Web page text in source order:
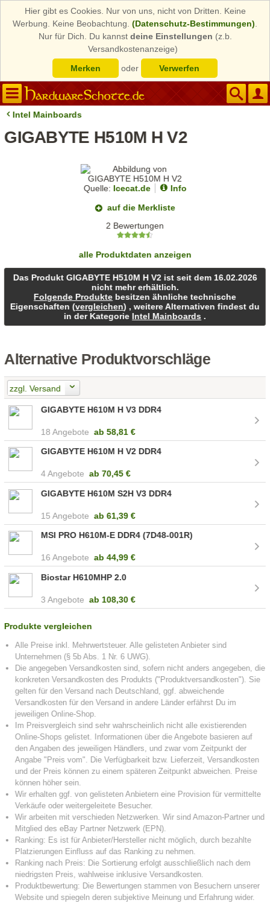
Hier gibt es Cookies. Nur von uns, nicht von Dritten. Keine
Werbung. Keine Beobachtung. (Datenschutz-Bestimmungen)
Nur für Dich. Du kannst deine Einstellungen (z.b.
Versandkostenanzeige)
Merken
oder Verwerfen
Intel Mainboards
GIGABYTE H510M H V2
Quelle: Icecat.de
Info
auf die Merkliste
2 Bewertungen
alle Produktdaten anzeigen
Das Produkt GIGABYTE H510M H V2 ist seit dem 16.02.2026
nicht mehr erhältlich.
Folgende Produkte besitzen ähnliche technische
Eigenschaften (vergleichen) , weitere Alternativen findest du
in der KategorieIntel Mainboards .
Alternative Produktvorschläge
zzgl. Versand
GIGABYTE H610M H V3 DDR4
18 Angebote ab 58,81 €
GIGABYTE H610M H V2 DDR4
4 Angebote ab 70,45 €
GIGABYTE H610M S2H V3 DDR4
15 Angebote ab 61,39 €
MSI PRO H610M-E DDR4 (7D48-001R)
16 Angebote ab44,99 €
Biostar H610MHP 2.0
3 Angebote ab 108,30 €
Produkte vergleichen